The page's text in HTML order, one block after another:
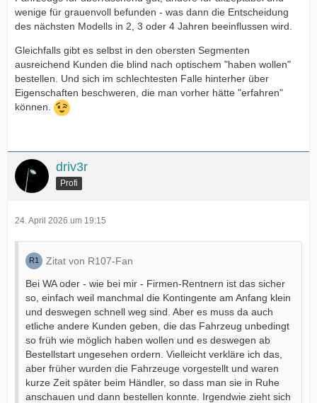
wenige für grauenvoll befunden - was dann die Entscheidung
des nächsten Modells in 2, 3 oder 4 Jahren beeinflussen wird.
Gleichfalls gibt es selbst in den obersten Segmenten
ausreichend Kunden die blind nach optischem "haben wollen"
bestellen. Und sich im schlechtesten Falle hinterher über
Eigenschaften beschweren, die man vorher hätte "erfahren"
können.
driv3r
Profi
24. April 2026 um 19:15
Zitat von R107-Fan
Bei WA oder - wie bei mir - Firmen-Rentnern ist das sicher
so, einfach weil manchmal die Kontingente am Anfang klein
und deswegen schnell weg sind. Aber es muss da auch
etliche andere Kunden geben, die das Fahrzeug unbedingt
so früh wie möglich haben wollen und es deswegen ab
Bestellstart ungesehen ordern. Vielleicht verkläre ich das,
aber früher wurden die Fahrzeuge vorgestellt und waren
kurze Zeit später beim Händler, so dass man sie in Ruhe
anschauen und dann bestellen konnte. Irgendwie zieht sich